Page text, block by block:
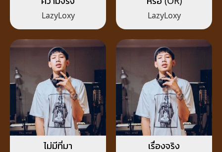
LazyLoxy LazyLoxy
ไม่มีที่มา เรื่องจริง